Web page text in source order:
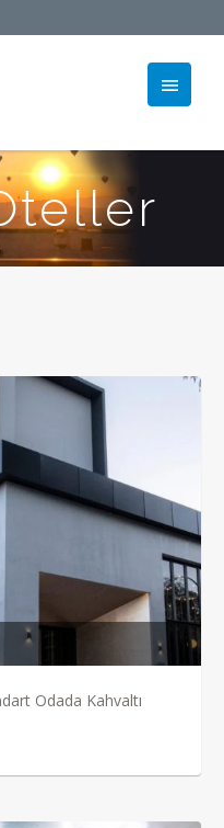
Odada Kahvaltı